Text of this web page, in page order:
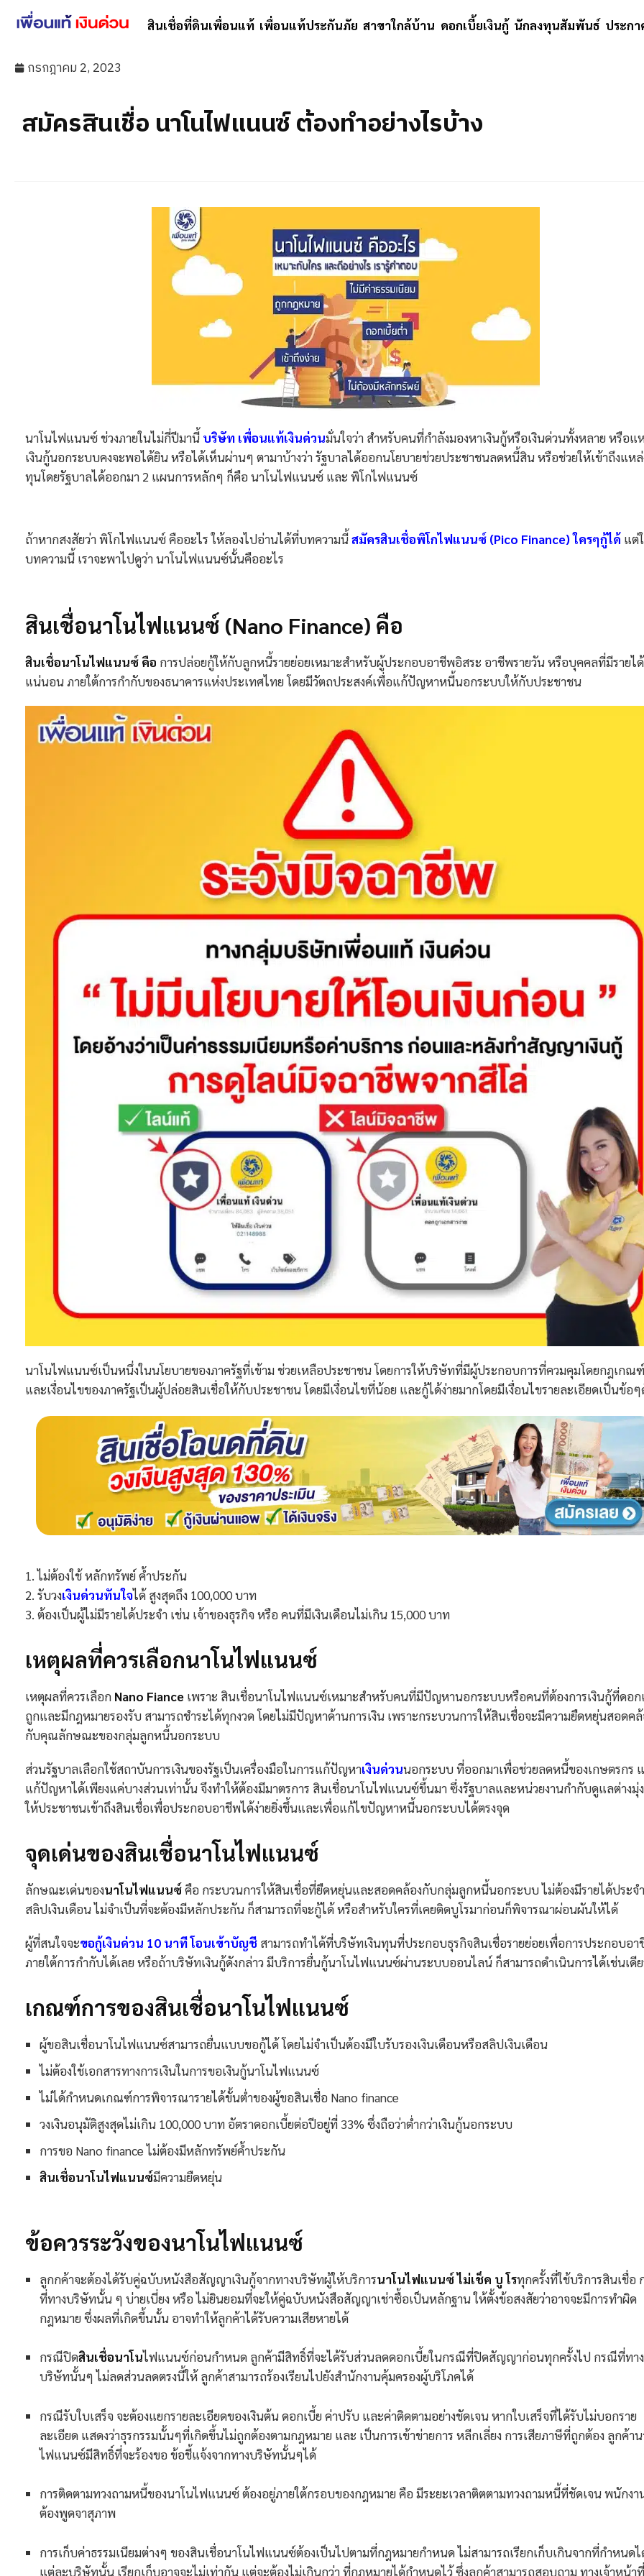
สินเชื่อที่ดินเพื่อนแท้ เพื่อนแท้ประกันภัย สาขาใกล้บ้าน ดอกเบี้ยเงินกู้ นักลงทุนสัมพันธ์ ประก
กรกฎาคม 2, 2023
สมัครสินเชื่อ นาโนไฟแนนซ์ ต้องทำอย่างไรบ้าง
นาโนไฟแนนซ์ ช่วงภายในไม่กี่ปีมานี้ บริษัท เพื่อนแท้เงินด่วนมั่นใจว่า สำหรับคนที่กำลังมองหาเงินกู้หรือเงินด่วนทั้งหลาย หรือแ
เงินกู้นอกระบบคงจะพอได้ยิน หรือได้เห็นผ่านๆ ตามาบ้างว่า รัฐบาลได้ออกนโยบายช่วยประชาชนลดหนี้สิน หรือช่วยให้เข้าถึงแหล่
ทุนโดยรัฐบาลได้ออกมา 2 แผนการหลักๆ ก็คือ นาโนไฟแนนซ์ และ พิโกไฟแนนซ์
ถ้าหากสงสัยว่า พิโกไฟแนนซ์ คืออะไร ให้ลองไปอ่านได้ที่บทความนี้สมัครสินเชื่อพิโกไฟแนนซ์ (Pico Finance) ใครๆกู้ได้ แต่
บทความนี้ เราจะพาไปดูว่า นาโนไฟแนนซ์นั้นคืออะไร
สินเชื่อนาโนไฟแนนซ์ (Nano Finance) คือ
สินเชื่อนาโนไฟแนนซ์ คือ การปล่อยกู้ให้กับลูกหนี้รายย่อยเหมาะสำหรับผู้ประกอบอาชีพอิสระ อาชีพรายวัน หรือบุคคลที่มีรายไ
แน่นอน ภายใต้การกำกับของธนาคารแห่งประเทศไทย โดยมีวัตถประสงค์เพื่อแก้ปัญหาหนี้นอกระบบให้กับประชาชน
นาโนไฟแนนซ์เป็นหนึ่งในนโยบายของภาครัฐที่เข้าม ช่วยเหลือประชาชน โดยการให้บริษัทที่มีผู้ประกอบการที่ควมคุมโดยกฎเกณฑ์
และเงื่อนไขของภาครัฐเป็นผู้ปล่อยสินเชื่อให้กับประชาชน โดยมีเงื่อนไขที่น้อย และกู้ได้ง่ายมากโดยมีเงื่อนไขรายละเอียดเป็นข้อ
1. ไม่ต้องใช้ หลักทรัพย์ ค้ำประกัน
2. รับวงเงินด่วนทันใจได้ สูงสุดถึง 100,000 บาท
3. ต้องเป็นผู้ไม่มีรายได้ประจำ เช่น เจ้าของธุรกิจ หรือ คนที่มีเงินเดือนไม่เกิน 15,000 บาท
เหตุผลที่ควรเลือกนาโนไฟแนนซ์
เหตุผลที่ควรเลือก Nano Fiance เพราะ สินเชื่อนาโนไฟแนนซ์เหมาะสำหรับคนที่มีปัญหานอกระบบหรือคนที่ต้องการเงินกู้ที่ดอก
ถูกและมีกฎหมายรองรับ สามารถชำระได้ทุกงวด โดยไม่มีปัญหาด้านการเงิน เพราะกระบวนการให้สินเชื่อจะมีความยืดหยุ่นสอดค
กับคุณลักษณะของกลุ่มลูกหนี้นอกระบบ
ส่วนรัฐบาลเลือกใช้สถาบันการเงินของรัฐเป็นเครื่องมือในการแก้ปัญหาเงินด่วนนอกระบบ ที่ออกมาเพื่อช่วยลดหนี้ของเกษตรกร
แก้ปัญหาได้เพียงแค่บางส่วนเท่านั้น จึงทำให้ต้องมีมาตรการ สินเชื่อนาโนไฟแนนซ์ขึ้นมา ซึ่งรัฐบาลและหน่วยงานกำกับดูแลต่างมุ่
ให้ประชาชนเข้าถึงสินเชื่อเพื่อประกอบอาชีพได้ง่ายยิ่งขึ้นและเพื่อแก้ไขปัญหาหนี้นอกระบบได้ตรงจุด
จุดเด่นของสินเชื่อนาโนไฟแนนซ์
ลักษณะเด่นของนาโนไฟแนนซ์คือ กระบวนการให้สินเชื่อที่ยืดหยุ่นและสอดคล้องกับกลุ่มลูกหนี้นอกระบบ ไม่ต้องมีรายได้ประจำ
สลิปเงินเดือน ไม่จำเป็นที่จะต้องมีหลักประกัน ก็สามารถที่จะกู้ได้ หรือสำหรับใครที่เคยติดบูโรมาก่อนก็พิจารณาผ่อนผันให้ได้
ผู้ที่สนใจจะขอกู้เงินด่วน 10 นาที โอนเข้าบัญชี สามารถทำได้ที่บริษัทเงินทุนที่ประกอบธุรกิจสินเชื่อรายย่อยเพื่อการประกอบอา
ภายใต้การกำกับได้เลย หรือถ้าบริษัทเงินกู้ดังกล่าว มีบริการยื่นกู้นาโนไฟแนนซ์ผ่านระบบออนไลน์ ก็สามารถดำเนินการได้เช่นเดี
เกณฑ์การของสินเชื่อนาโนไฟแนนซ์
ผู้ขอสินเชื่อนาโนไฟแนนซ์สามารถยื่นแบบขอกู้ได้ โดยไม่จำเป็นต้องมีใบรับรองเงินเดือนหรือสลิปเงินเดือน
ไม่ต้องใช้เอกสารทางการเงินในการขอเงินกู้นาโนไฟแนนซ์
ไม่ได้กำหนดเกณฑ์การพิจารณารายได้ขั้นต่ำของผู้ขอสินเชื่อ Nano finance
วงเงินอนุมัติสูงสุดไม่เกิน 100,000 บาท อัตราดอกเบี้ยต่อปีอยู่ที่ 33% ซึ่งถือว่าต่ำกว่าเงินกู้นอกระบบ
การขอ Nano finance ไม่ต้องมีหลักทรัพย์ค้ำประกัน
สินเชื่อนาโนไฟแนนซ์มีความยืดหยุ่น
ข้อควรระวังของนาโนไฟแนนซ์
ลูกกค้าจะต้องได้รับคู่ฉบับหนังสือสัญญาเงินกู้จากทางบริษัทผู้ให้บริการนาโนไฟแนนซ์ ไม่เช็ค บู โรทุกครั้งที่ใช้บริการสินเชื่อ
ที่ทางบริษัทนั้น ๆ บ่ายเบี่ยง หรือ ไม่ยินยอมที่จะให้คู่ฉบับหนังสือสัญญาเช่าซื้อเป็นหลักฐาน ให้ตั้งข้อสงสัยว่าอาจจะมีการทำผิด
กฎหมาย ซึ่งผลที่เกิดขึ้นนั้น อาจทำให้ลูกค้าได้รับความเสียหายได้
กรณีปิดสินเชื่อนาโนไฟแนนซ์ก่อนกำหนด ลูกค้ามีสิทธิ์ที่จะได้รับส่วนลดดอกเบี้ยในกรณีที่ปิดสัญญาก่อนทุกครั้งไป กรณีที่ทาง
บริษัทนั้นๆ ไม่ลดส่วนลดตรงนี้ให้ ลูกค้าสามารถร้องเรียนไปยังสำนักงานคุ้มครองผู้บริโภคได้
กรณีรับใบเสร็จ จะต้องแยกรายละเอียดของเงินต้น ดอกเบี้ย ค่าปรับ และค่าติดตามอย่างชัดเจน หากใบเสร็จที่ได้รับไม่บอกราย
ละเอียด แสดงว่าธุรกรรมนั้นๆที่เกิดขึ้นไม่ถูกต้องตามกฎหมาย และ เป็นการเข้าข่ายการ หลีกเลี่ยง การเสียภาษีที่ถูกต้อง ลูกค้า
ไฟแนนซ์มีสิทธิ์ที่จะร้องขอ ข้อชี้แจ้งจากทางบริษัทนั้นๆได้
การติดตามทวงถามหนี้ของนาโนไฟแนนซ์ ต้องอยู่ภายใต้กรอบของกฎหมาย คือ มีระยะเวลาติตตามทวงถามหนี้ที่ชัดเจน พนักงา
ต้องพูดจาสุภาพ
การเก็บค่าธรรมเนียมต่างๆ ของสินเชื่อนาโนไฟแนนซ์ต้องเป็นไปตามที่กฎหมายกำหนด ไม่สามารถเรียกเก็บเกินจากที่กำหนดไ
แต่ละบริษัทนั้น เรียกเก็บอาจจะไม่เท่ากัน แต่จะต้องไม่เกินกว่า ที่กฎหมายได้กำหนดไว้ ซึ่งลูกค้าสามารถสอบถาม ทางเจ้าหน้า